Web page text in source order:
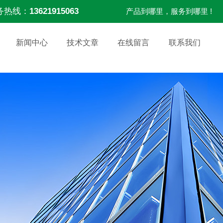
热线： 13621915063 产品到哪里，服务到哪里 !
新闻中心 技术文章 在线留言 联系我们